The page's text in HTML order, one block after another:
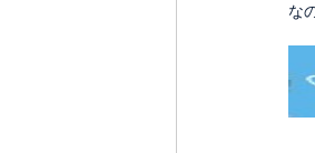
な